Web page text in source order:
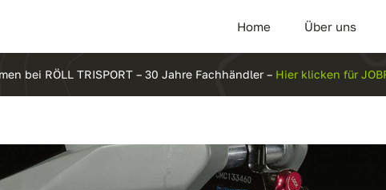
Home Über uns
bei RÖLL TRISPORT – 30 Jahre Fachhändler – Hier klicken für